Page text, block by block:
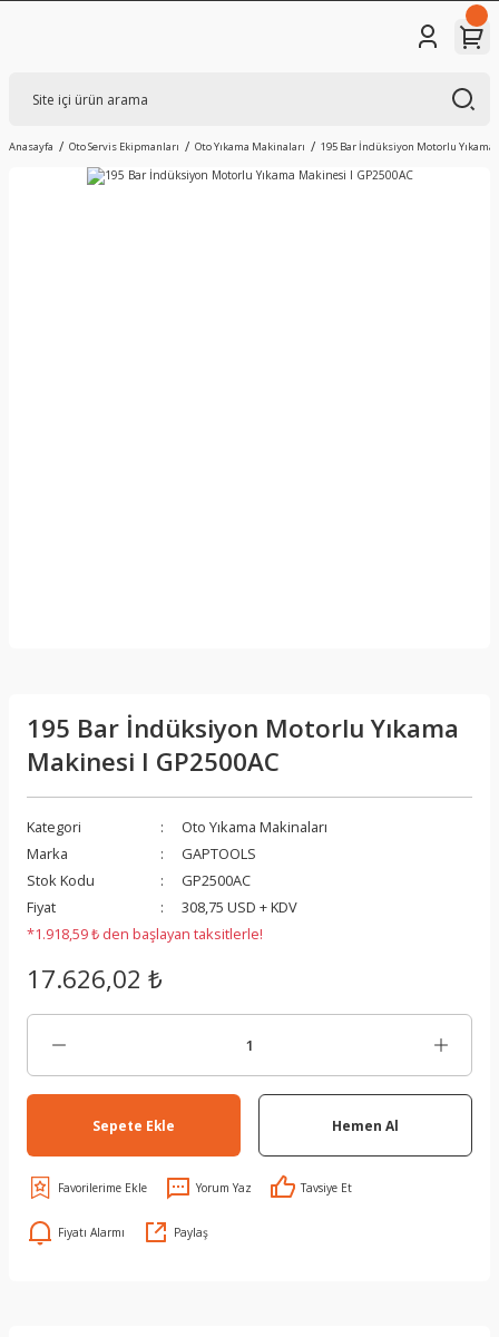
Anasayfa Oto Servis Ekipmanları Oto Yıkama Makinaları 195 Bar İndüksiyon Motorlu Yıkama
195 Bar İndüksiyon Motorlu Yıkama
Makinesi I GP2500AC
Kategori
Oto Yıkama Makinaları
Marka
GAPTOOLS
Stok Kodu
GP2500AC
Fiyat
308,75 USD + KDV
*1.918,59 ₺ den başlayan taksitlerle!
17.626,02 ₺
Sepete Ekle Hemen Al
Yorum Yaz Tavsiye Et
Fiyatı Alarmı Paylaş